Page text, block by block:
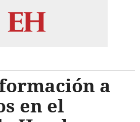
a
en el